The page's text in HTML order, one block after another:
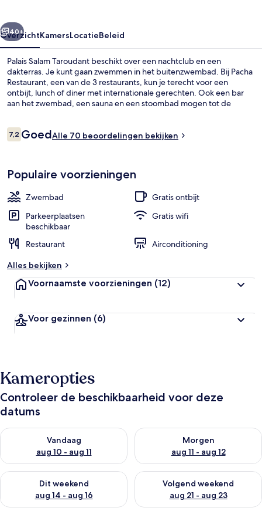
Volgende
40+
OverzichtKamersLocatieBeleid
Palais Salam Taroudant beschikt over een nachtclub en een
dakterras. Je kunt gaan zwemmen in het buitenzwembad. Bij Pacha
Restaurant, een van de 3 restaurants, kun je terecht voor een
ontbijt, lunch of diner met internationale gerechten. Ook een bar
aan het zwembad, een sauna en een stoombad mogen tot de
Beoordelingen
7,27,2 op 10 –
GoedAlle 70 beoordelingen bekijken
Populaire voorzieningen
Zwembad
Gratis ontbijt
Parkeerplaatsen
beschikbaar
Gratis wifi
Restaurant
Airconditioning
Alles bekijken
Voornaamste voorzieningen (12)
Voor gezinnen (6)
Kameropties
Controleer de beschikbaarheid voor deze
datums
Vandaag
aug 10 - aug 11
De beschikbaarheid controleren voor vanavond aug 10 - aug
Morgen
aug 11 - aug 12
De beschikbaarheid
Dit weekend
aug 14 - aug 16
De beschikbaarheid controleren voor dit weekend aug 14 -
Volgend weekend
aug 21 - aug 23
De beschikbaarheid